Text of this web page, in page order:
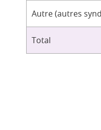
Autre (autres
Total